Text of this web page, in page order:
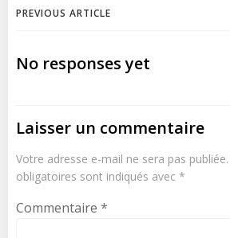
Navigation
de
PREVIOUS ARTICLE
No responses yet
Laisser un commentaire
Votre adresse e-mail ne sera pas publiée.
obligatoires sont indiqués avec *
Commentaire *